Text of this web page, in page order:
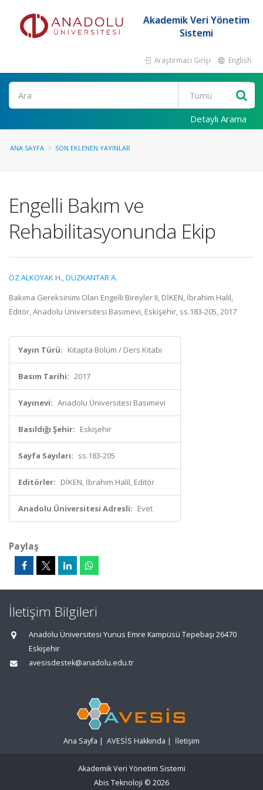
Akademik Veri Yönetim
Sistemi
Araştırmacı Girişi English
Ara
Detaylı Arama
ANA SAYFA SON EKLENEN YAYINLAR
Engelli Bakım ve
Rehabilitasyonunda Ekip
ÖZ ALKOYAK H.,DÜZKANTAR A.
Bakıma Gereksinimi Olan Engelli Bireyler II, DİKEN, İbrahim Halil,
Editör, Anadolu Üniversitesi Basımevi, Eskişehir, ss.183-205, 2017
Yayın Türü: Kitapta Bölüm / Ders Kitabı
Basım Tarihi: 2017
Yayınevi: Anadolu Üniversitesi Basımevi
Basıldığı Şehir: Eskişehir
Sayfa Sayıları: ss.183-205
Editörler: DİKEN, İbrahim Halil, Editör
Anadolu Üniversitesi Adresli: Evet
Paylaş
İletişim Bilgileri
Anadolu Üniversitesi Yunus Emre Kampüsü Tepebaşı 26470
Eskişehir
avesisdestek@anadolu.edu.tr
Ana Sayfa | AVESİS Hakkında | İletişim
Akademik Veri Yönetim Sistemi
Abis Teknoloji © 2026